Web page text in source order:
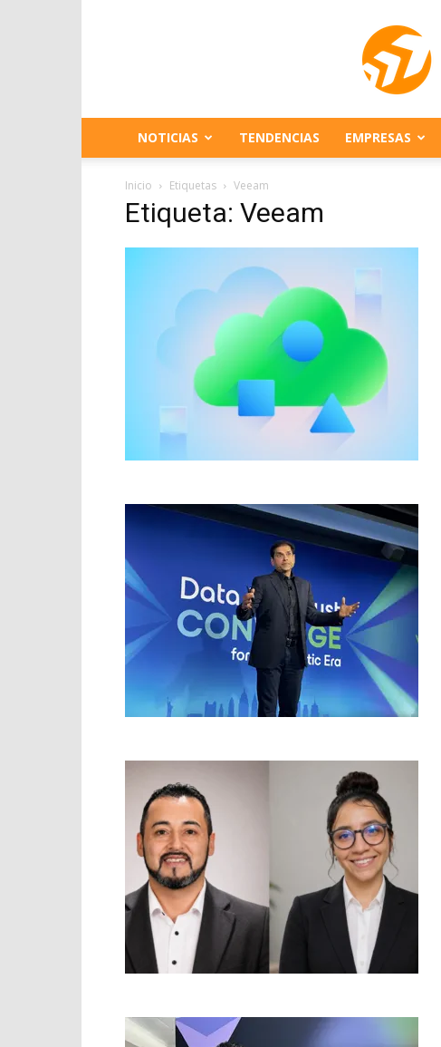
NOTICIAS TENDENCIAS EMPRESAS
Inicio Etiquetas Veeam
Etiqueta: Veeam